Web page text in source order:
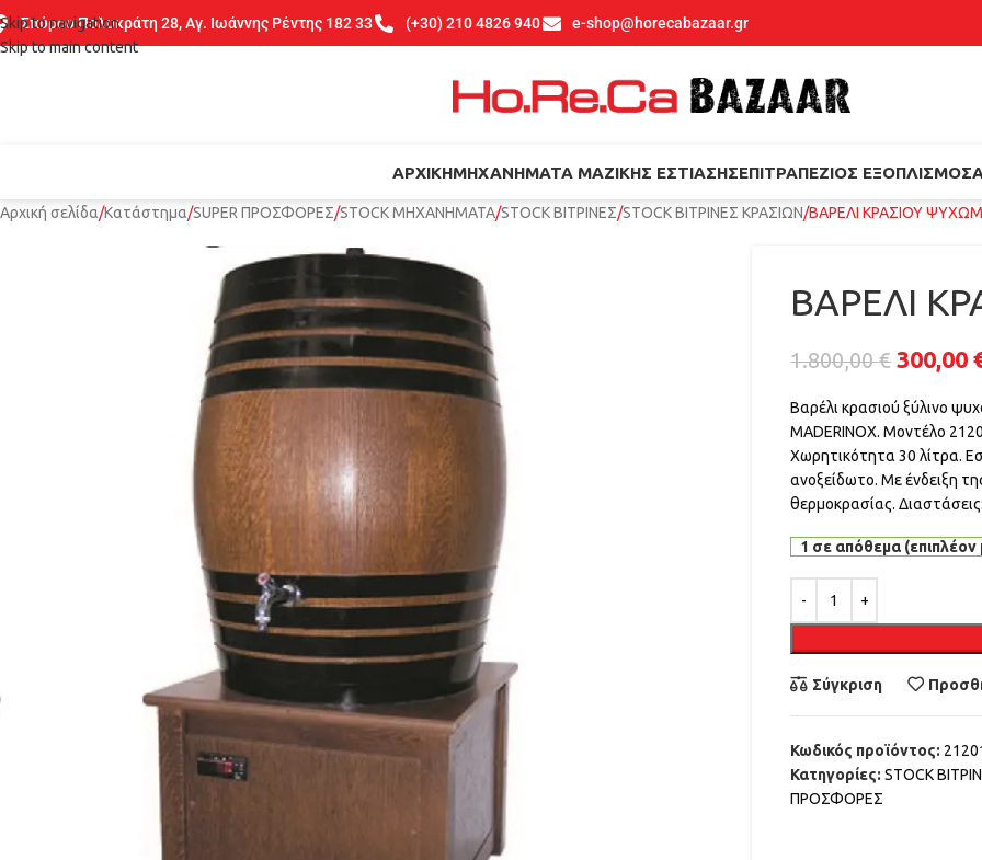
Skip to navigation
Skip to main content
Σπύρου Πολυκράτη 28, Αγ. Ιωάννης Ρέντης 182 33 (+30) 210 4826 940 e-shop@horecabazaar.gr
ΑΡΧΙΚΉΜΗΧΑΝΉΜΑΤΑ ΜΑΖΙΚΉΣ ΕΣΤΊΑΣΗΣΕΠΙΤΡΑΠΈΖΙΟΣ ΕΞΟΠΛΙΣΜΌΣ
Αρχική σελίδα Κατάστημα SUPER ΠΡΟΣΦΟΡΕΣ STOCK ΜΗΧΑΝΗΜΑΤΑ STOCK ΒΙΤΡΙΝΕΣ STOCK ΒΙΤΡΙΝΕΣ ΚΡΑΣΙΩΝ ΒΑΡΕΛΙ ΚΡΑΣΙΟΥ
ΒΑΡΕΛΙ
1.800,00€ 300,00
Βαρέλι κρασιού ξύλινο
MADERINOX. Μοντέλο
Χωρητικότητα 30 λίτρα.
ανοξείδωτο. Με ένδειξη
θερμοκρασίας.
1 σε απόθεμα (επιπλέον
Σύγκριση
Κωδικός προϊόντος:
Κατηγορίες: STOCK
ΠΡΟΣΦΟΡΕΣ